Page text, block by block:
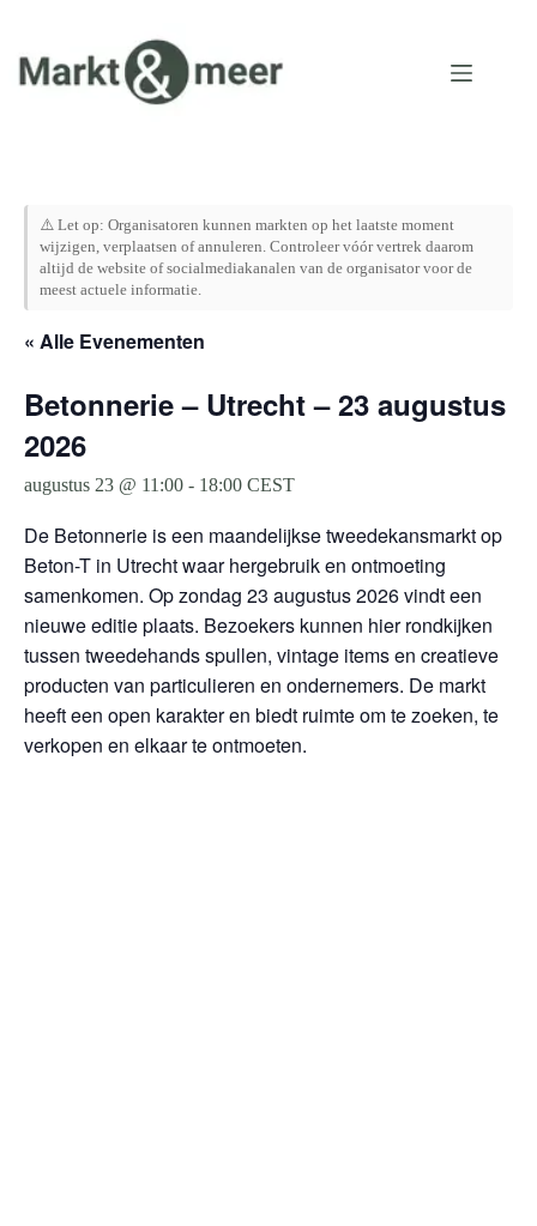
inhoud
⚠️ Let op: Organisatoren kunnen markten op het laatste moment
wijzigen, verplaatsen of annuleren. Controleer vóór vertrek daarom
altijd de website of socialmediakanalen van de organisator voor de
meest actuele informatie.
« Alle Evenementen
Betonnerie – Utrecht – 23 augustus
2026
augustus 23 @ 11:00 - 18:00 CEST
De Betonnerie is een maandelijkse tweedekansmarkt op
Beton-T in Utrecht waar hergebruik en ontmoeting
samenkomen. Op zondag 23 augustus 2026 vindt een
nieuwe editie plaats. Bezoekers kunnen hier rondkijken
tussen tweedehands spullen, vintage items en creatieve
producten van particulieren en ondernemers. De markt
heeft een open karakter en biedt ruimte om te zoeken, te
verkopen en elkaar te ontmoeten.